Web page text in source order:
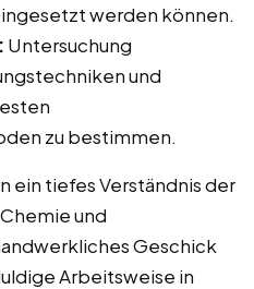
werden können.
Untersuchung
und
zu bestimmen.
ein tiefes Verständnis der
und
Geschick
Arbeitsweise in